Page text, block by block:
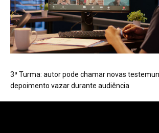
3ª Turma: autor pode chamar novas
depoimento vazar durante audiência